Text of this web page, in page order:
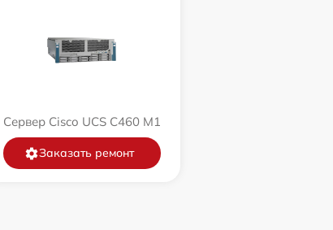
Сервер Cisco UCS C460 M1
Заказать ремонт